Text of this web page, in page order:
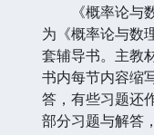
《概率论与数
为《概率论与数
套辅导书。主教
书内每节内容缩
答，有些习题还
部分习题与解答